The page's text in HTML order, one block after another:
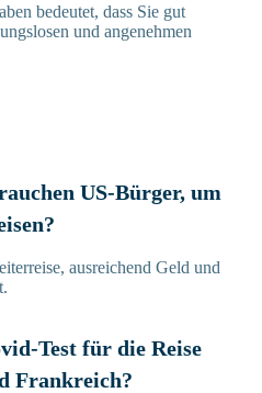
bedeutet, dass Sie gut
und angenehmen
US-Bürger, um
ausreichend Geld und
Test für die Reise
Frankreich?